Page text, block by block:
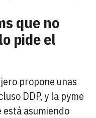
que no
pide el
propone unas
DDP, y la pyme
asumiendo